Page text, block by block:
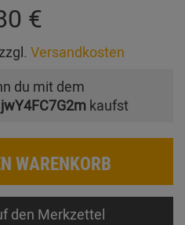
€
Versandkosten
du mit dem
jwY4FC7G2m kaufst
WARENKORB
den Merkzettel